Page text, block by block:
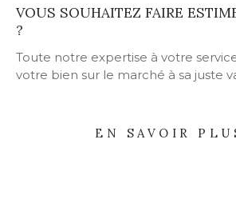
VOUS SOUHAITEZ FAIRE
?
Toute notre expertise à votre
votre bien sur le marché à sa juste
EN SAVOIR